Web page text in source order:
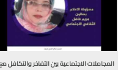
المجاملات الاجتماعية بين التفاخر والتكافل